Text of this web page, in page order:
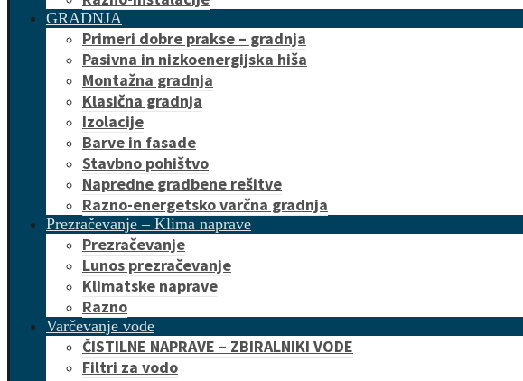
GRADNJA
Primeri dobre prakse – gradnja
Pasivna in nizkoenergijska hiša
Montažna gradnja
Klasična gradnja
Izolacije
Barve in fasade
Stavbno pohištvo
Napredne gradbene rešitve
Razno-energetsko varčna gradnja
Prezračevanje – Klima naprave
Prezračevanje
Lunos prezračevanje
Klimatske naprave
Razno
Varčevanje vode
ČISTILNE NAPRAVE – ZBIRALNIKI VODE
Filtri za vodo